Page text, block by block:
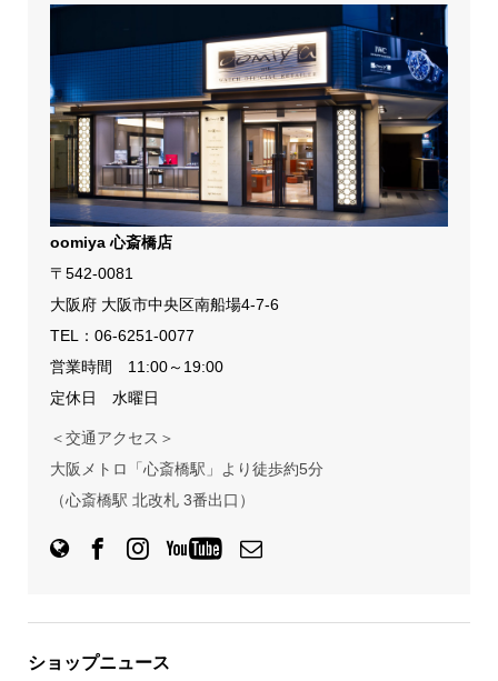
oomiya 心斎橋店
〒542-0081
大阪府 大阪市中央区南船場4-7-6
TEL： 06-6251-0077
営業時間 11:00～19:00
定休日 水曜日
＜交通アクセス＞
大阪メトロ「心斎橋駅」より徒歩約5分
（心斎橋駅 北改札 3番出口）
ショップニュース